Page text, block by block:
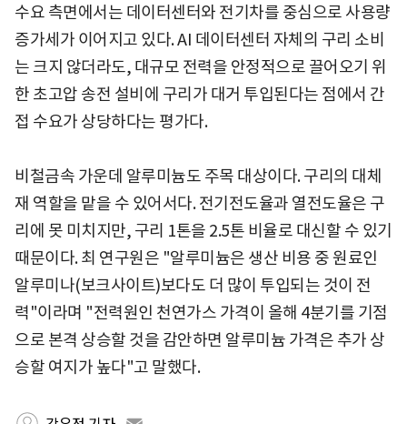
수요 측면에서는 데이터센터와 전기차를 중심으로 사용량
증가세가 이어지고 있다. AI 데이터센터 자체의 구리 소비
는 크지 않더라도, 대규모 전력을 안정적으로 끌어오기 위
한 초고압 송전 설비에 구리가 대거 투입된다는 점에서 간
접 수요가 상당하다는 평가다.
비철금속 가운데 알루미늄도 주목 대상이다. 구리의 대체
재 역할을 맡을 수 있어서다. 전기전도율과 열전도율은 구
리에 못 미치지만, 구리 1톤을 2.5톤 비율로 대신할 수 있기
때문이다. 최 연구원은 "알루미늄은 생산 비용 중 원료인
알루미나(보크사이트)보다도 더 많이 투입되는 것이 전
력"이라며 "전력원인 천연가스 가격이 올해 4분기를 기점
으로 본격 상승할 것을 감안하면 알루미늄 가격은 추가 상
승할 여지가 높다"고 말했다.